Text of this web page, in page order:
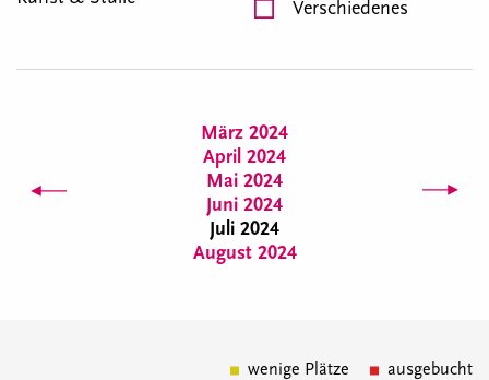
Verschiedenes
März 2024
April 2024
Mai 2024
Juni 2024
Juli 2024
August 2024
wenige Plätze ausgebucht